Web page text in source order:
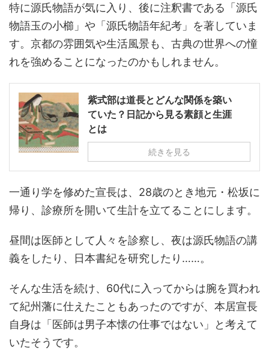
特に源氏物語が気に入り、後に注釈書である「源氏
物語玉の小櫛」や「源氏物語年紀考」を著していま
す。京都の雰囲気や生活風景も、古典の世界への憧
れを強めることになったのかもしれません。
紫式部は道長とどんな関係を築い
ていた？日記から見る素顔と生涯
とは
続きを見る
一通り学を修めた宣長は、28歳のとき地元・松坂に
帰り、診療所を開いて生計を立てることにします。
昼間は医師として人々を診察し、夜は源氏物語の講
義をしたり、日本書紀を研究したり……。
そんな生活を続け、60代に入ってからは腕を買われ
て紀州藩に仕えたこともあったのですが、本居宣長
自身は「医師は男子本懐の仕事ではない」と考えて
いたそうです。